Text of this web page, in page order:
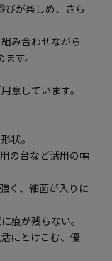
びが楽しめ、さら
み合わせながら
す。
意しています。
状。
の台など活用の幅
く、細菌が入りに
痕が残らない。
にとけこむ、優